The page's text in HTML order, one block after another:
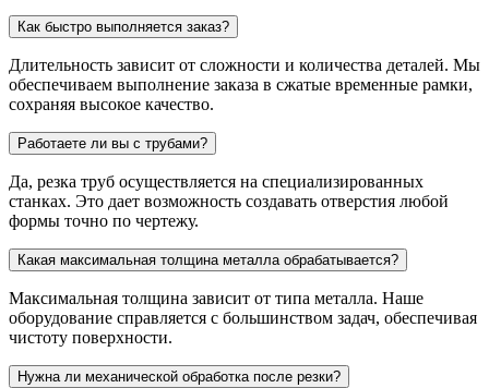
Как быстро выполняется заказ?
Длительность зависит от сложности и количества деталей. Мы
обеспечиваем выполнение заказа в сжатые временные рамки,
сохраняя высокое качество.
Работаете ли вы с трубами?
Да, резка труб осуществляется на специализированных
станках. Это дает возможность создавать отверстия любой
формы точно по чертежу.
Какая максимальная толщина металла обрабатывается?
Максимальная толщина зависит от типа металла. Наше
оборудование справляется с большинством задач, обеспечивая
чистоту поверхности.
Нужна ли механической обработка после резки?